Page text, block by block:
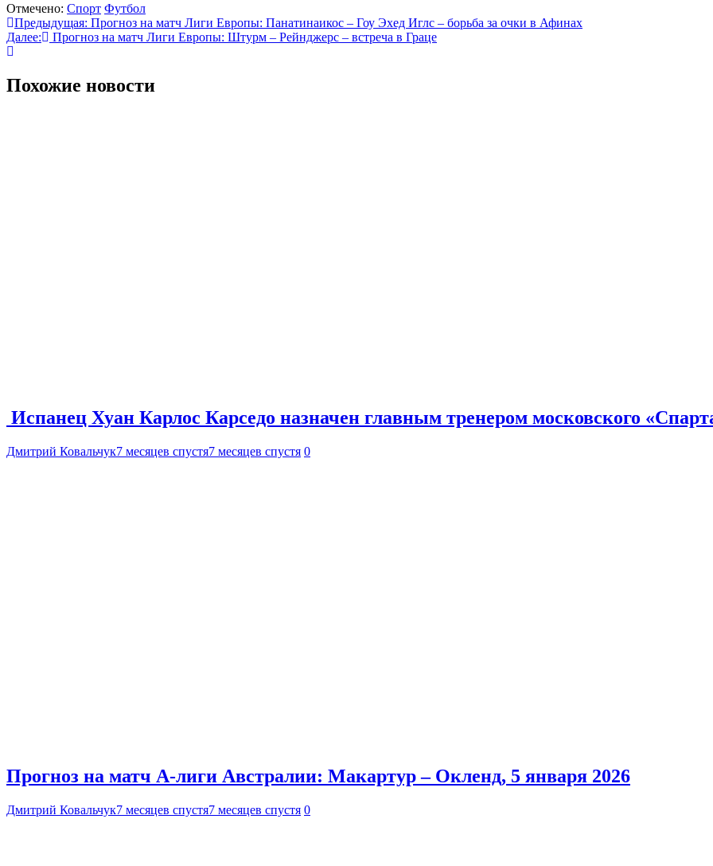
Отмечено: Спорт Футбол
Навигация
по
Предыдущая: Прогноз на матч Лиги Европы: Панатинаикос – Гоу Эхед Иглс – борьба за очки в Афинах
Далее:
Прогноз на матч Лиги Европы: Штурм – Рейнджерс – встреча в Граце
Похожие новости
Испанец Хуан Карлос Карседо назначен главным тренером московского
Дмитрий Ковальчук7 месяцев спустя7 месяцев спустя 0
Прогноз на матч А-лиги Австралии: Макартур – Окленд, 5 января 2026
Дмитрий Ковальчук7 месяцев спустя7 месяцев спустя 0